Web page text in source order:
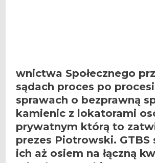
wnictwa Społecznego
sądach proces po
sprawach o bezprawną
kamienic z lokatorami
prywatnym którą to
prezes Piotrowski. GTBS
ich aż osiem na łączną